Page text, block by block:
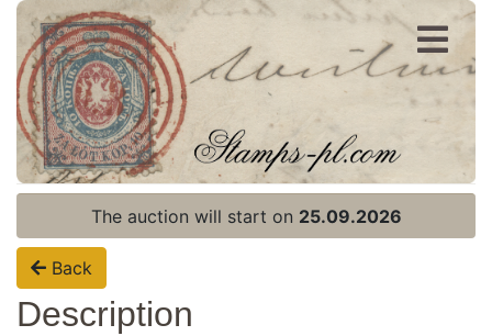
Register
Login
The auction will start on 25.09.2026
Back
Description